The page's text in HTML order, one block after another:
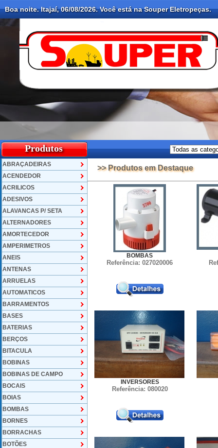
Boa noite. Itajaí, 06/08/2026. Você está na Souper Eletropeças.
Produtos
ABRAÇADEIRAS
ACENDEDOR
ACRILICOS
ADESIVOS
ALAVANCAS P/ SETA
ALTERNADORES
AMORTECEDOR
AMPERIMETROS
ANEIS
ANTENAS
ARRUELAS
AUTOMATICOS
BARRAMENTOS
BASES
BATERIAS
BERÇOS
BITACULA
BOBINAS
BOBINAS DE CAMPO
BOCAIS
BOIAS
BOMBAS
BORNES
BORRACHAS
BOTÕES
>> Produtos em Destaque
BOMBAS
Referência: 027020006
INVERSORES
Referência: 080020